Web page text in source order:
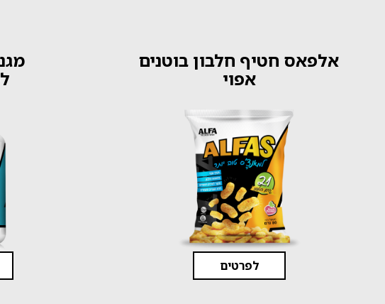
אלפאס חטיף חלבון בוטנים
אפוי
לפרטים